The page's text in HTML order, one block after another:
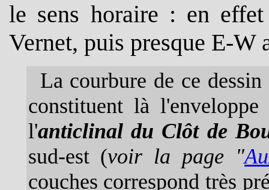
le sens horaire : en
Vernet, puis presque E-W
La courbure de ce
constituent là
l'anticlinal du Clôt de
sud-est (voir la page "
couches correspond très